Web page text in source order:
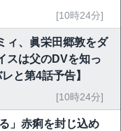
[10時24分]
ィ、眞栄田郷敦をダ
スは父のDVを知っ
と第4話予告】
[10時24分]
」赤痢を封じ込め